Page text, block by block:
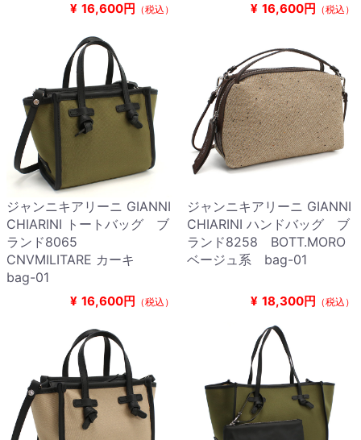
¥ 16,600円 （税込） ¥ 16,600円 （税込）
ジャンニキアリーニ GIANNI
CHIARINI トートバッグ ブ
ランド8065
CNVMILITARE カーキ
bag-01
¥ 16,600円 （税込）
ジャンニキアリーニ GIANNI
CHIARINI ハンドバッグ ブ
ランド8258 BOTT.MORO
ベージュ系 bag-01
¥ 18,300円 （税込）